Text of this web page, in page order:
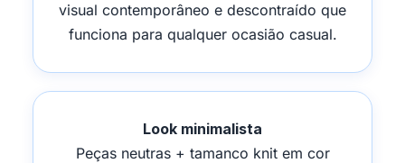
visual contemporâneo e descontraído que
funciona para qualquer ocasião casual.
Look minimalista
Peças neutras + tamanco knit em cor